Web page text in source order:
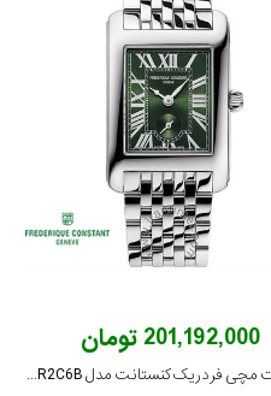
201,192,000 تومان
ساعت مچی فردریک کنستانت مدل FC-235GR2C6B